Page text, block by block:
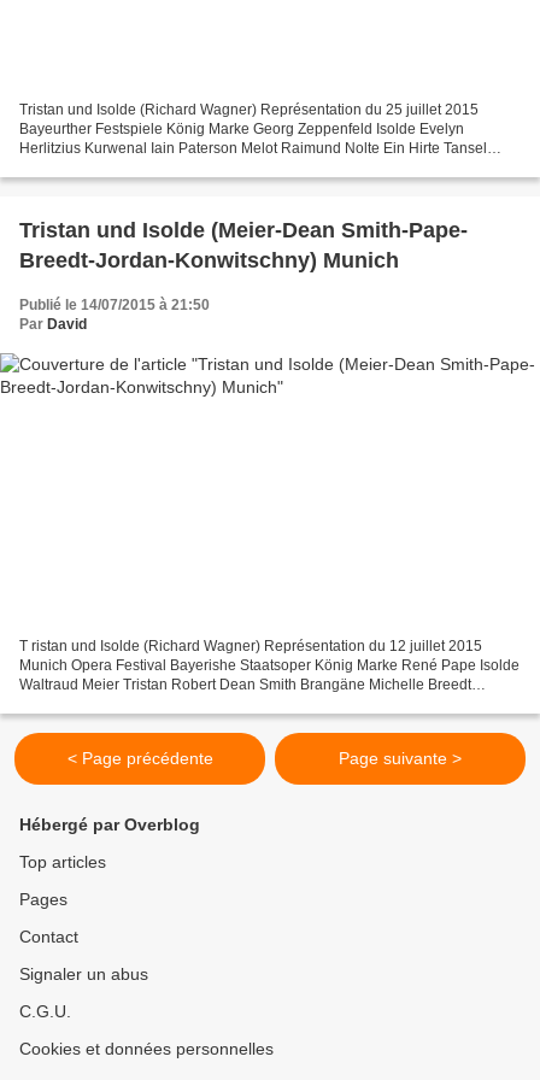
Tristan und Isolde (Richard Wagner) Représentation du 25 juillet 2015
Bayeurther Festspiele König Marke Georg Zeppenfeld Isolde Evelyn
Herlitzius Kurwenal Iain Paterson Melot Raimund Nolte Ein Hirte Tansel
Tristan und Isolde (Meier-Dean Smith-Pape-
Breedt-Jordan-Konwitschny) Munich
Publié le 14/07/2015 à 21:50
Par David
T ristan und Isolde (Richard Wagner) Représentation du 12 juillet 2015
Munich Opera Festival Bayerishe Staatsoper König Marke René Pape Isolde
Waltraud Meier Tristan Robert Dean Smith Brangäne Michelle Breedt
< Page précédente Page suivante >
Hébergé par Overblog
Top articles
Pages
Contact
Signaler un abus
C.G.U.
Cookies et données personnelles